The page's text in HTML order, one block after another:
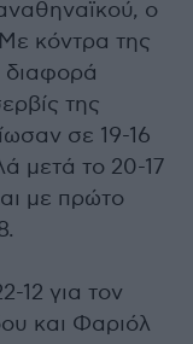
ο
κόντρα της
διαφορά
της
σε 19-16
μετά το 20-17
με πρώτο
12 για τον
και Φαριόλ